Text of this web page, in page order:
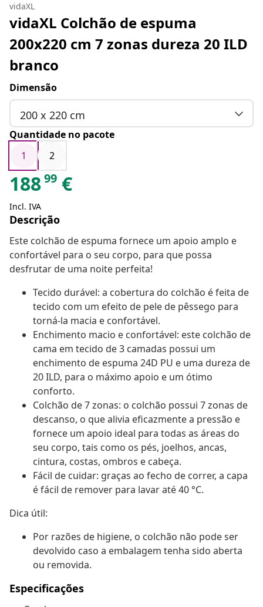
vidaXL
vidaXL Colchão de espuma
200x220 cm 7 zonas dureza 20 ILD
branco
Dimensão
200 x 220 cm
Quantidade no pacote
1
2
18899 €
Incl. IVA
Descrição
Este colchão de espuma fornece um apoio amplo e
confortável para o seu corpo, para que possa
desfrutar de uma noite perfeita!
Tecido durável: a cobertura do colchão é feita de
tecido com um efeito de pele de pêssego para
torná-la macia e confortável.
Enchimento macio e confortável: este colchão de
cama em tecido de 3 camadas possui um
enchimento de espuma 24D PU e uma dureza de
20 ILD, para o máximo apoio e um ótimo
conforto.
Colchão de 7 zonas: o colchão possui 7 zonas de
descanso, o que alivia eficazmente a pressão e
fornece um apoio ideal para todas as áreas do
seu corpo, tais como os pés, joelhos, ancas,
cintura, costas, ombros e cabeça.
Fácil de cuidar: graças ao fecho de correr, a capa
é fácil de remover para lavar até 40 °C.
Dica útil:
Por razões de higiene, o colchão não pode ser
devolvido caso a embalagem tenha sido aberta
ou removida.
Especificações